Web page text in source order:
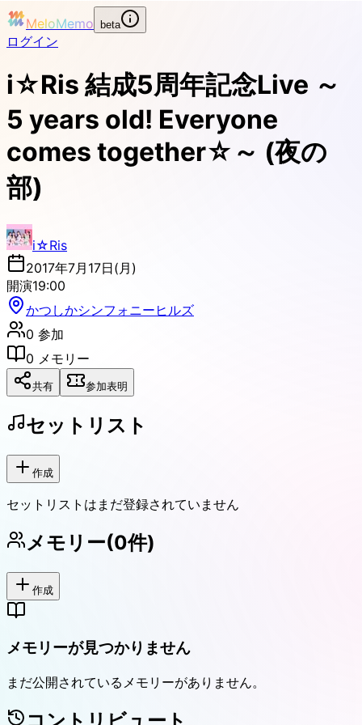
MeloMemo beta
ログイン
i☆Ris 結成5周年記念Live ～
5 years old! Everyone
comes together☆～ (夜の
部)
i☆Ris
2017年7月17日(月)
開演19:00
かつしかシンフォニーヒルズ
0 参加
0 メモリー
共有 参加表明
セットリスト
作成
セットリストはまだ登録されていません
メモリー(0件)
作成
メモリーが見つかりません
まだ公開されているメモリーがありません。